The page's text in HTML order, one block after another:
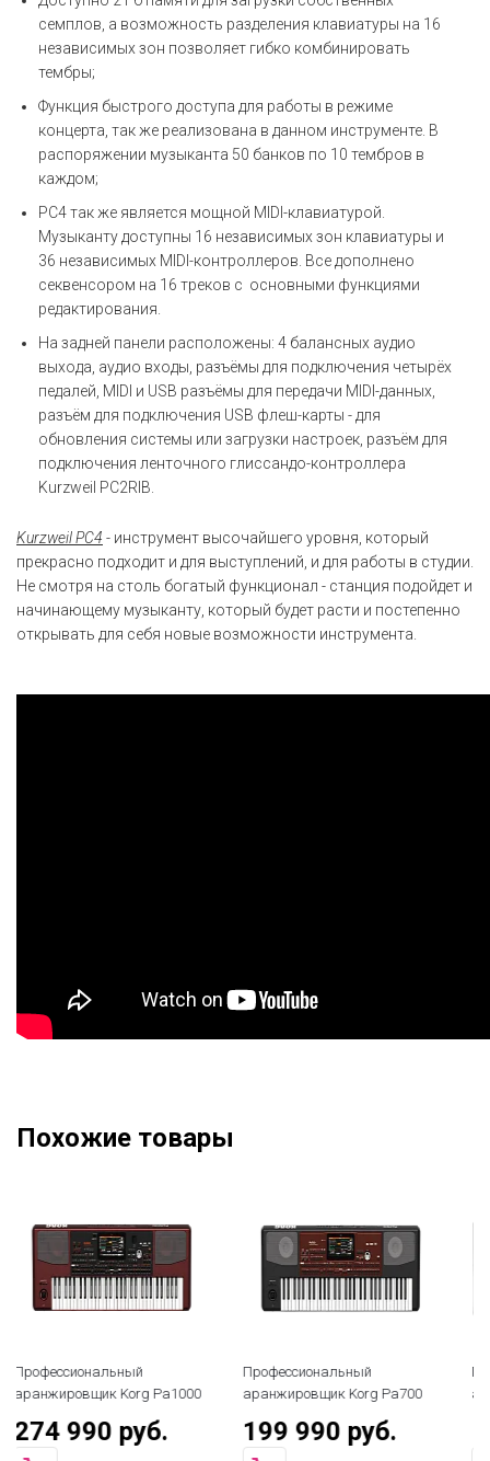
семплов, а возможность разделения клавиатуры на 16
независимых зон позволяет гибко комбинировать
тембры;
Функция быстрого доступа для работы в режиме
концерта, так же реализована в данном инструменте. В
распоряжении музыканта 50 банков по 10 тембров в
каждом;
PC4 так же является мощной MIDI-клавиатурой.
Музыканту доступны 16 независимых зон клавиатуры и
36 независимых MIDI-контроллеров. Все дополнено
секвенсором на 16 треков с основными функциями
редактирования.
На задней панели расположены: 4 балансных аудио
выхода, аудио входы, разъёмы для подключения четырёх
педалей, MIDI и USB разъёмы для передачи MIDI-данных,
разъём для подключения USB флеш-карты - для
обновления системы или загрузки настроек, разъём для
подключения ленточного глиссандо-контроллера
Kurzweil PC2RIB.
Kurzweil PC4 - инструмент высочайшего уровня, который
прекрасно подходит и для выступлений, и для работы в студии.
Не смотря на столь богатый функционал - станция подойдет и
начинающему музыканту, который будет расти и постепенно
открывать для себя новые возможности инструмента.
Похожие товары
Профессиональный
аранжировщик Korg Pa700
199 990 руб.
Профессиональный
аранжировщик Korg Pa600
114 990 руб.